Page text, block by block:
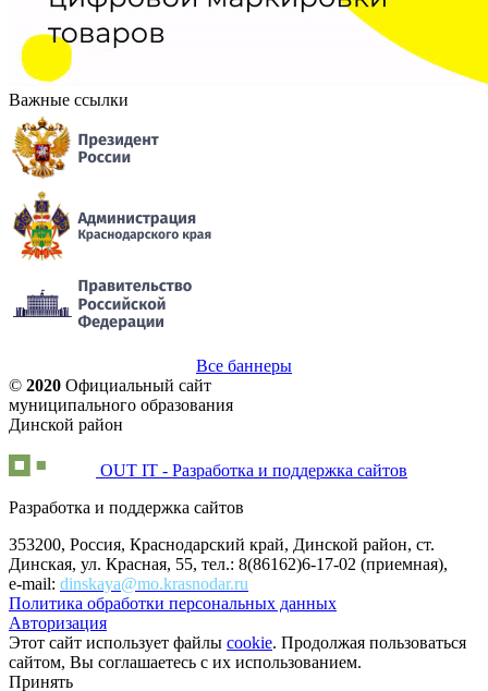
Важные ссылки
Все баннеры
© 2020 Официальный сайт
муниципального образования
Динской район
OUT IT - Разработка и поддержка сайтов
Разработка и поддержка сайтов
353200, Россия, Краснодарский край, Динской район, ст.
Динская, ул. Красная, 55, тел.: 8(86162)6-17-02 (приемная),
e-mail: dinskaya@mo.krasnodar.ru
Политика обработки персональных данных
Авторизация
Этот сайт использует файлы cookie. Продолжая пользоваться
сайтом, Вы соглашаетесь с их использованием.
Принять